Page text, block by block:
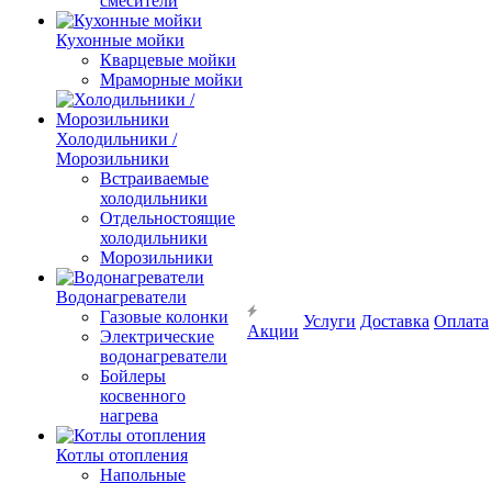
Кухонные мойки
Кварцевые мойки
Мраморные мойки
Холодильники /
Морозильники
Встраиваемые
холодильники
Отдельностоящие
холодильники
Морозильники
Водонагреватели
Газовые колонки
Электрические
водонагреватели
Бойлеры
косвенного
нагрева
Котлы отопления
Напольные
Акции
Услуги Доставка Оплата